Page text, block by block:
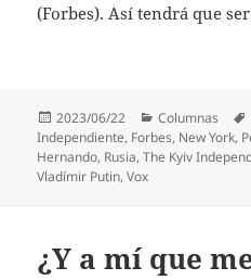
(Forbes). Así tendrá que
Publicado
el
2023/06/22 Categorías
Columnas
Independiente, Forbes, New York,
Hernando, Rusia,The Kyiv
Vladímir Putin,Vox
¿Y a mí que